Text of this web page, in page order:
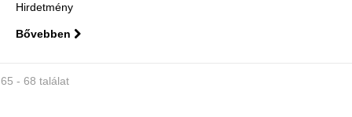
Hirdetmény
Bővebben
65 - 68 találat